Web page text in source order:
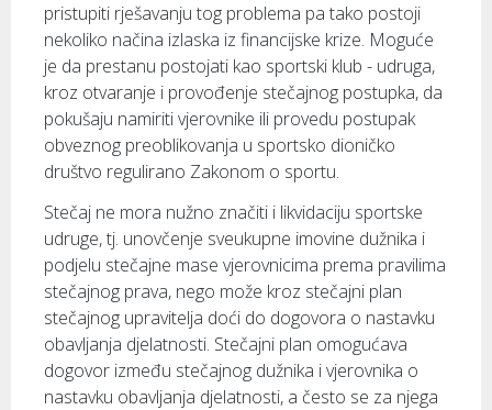
pristupiti rješavanju tog problema pa tako postoji
nekoliko načina izlaska iz financijske krize. Moguće
je da prestanu postojati kao sportski klub - udruga,
kroz otvaranje i provođenje stečajnog postupka, da
pokušaju namiriti vjerovnike ili provedu postupak
obveznog preoblikovanja u sportsko dioničko
društvo regulirano Zakonom o sportu.
Stečaj ne mora nužno značiti i likvidaciju sportske
udruge, tj. unovčenje sveukupne imovine dužnika i
podjelu stečajne mase vjerovnicima prema pravilima
stečajnog prava, nego može kroz stečajni plan
stečajnog upravitelja doći do dogovora o nastavku
obavljanja djelatnosti. Stečajni plan omogućava
dogovor između stečajnog dužnika i vjerovnika o
nastavku obavljanja djelatnosti, a često se za njega